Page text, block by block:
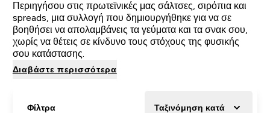
Περιηγήσου στις πρωτεϊνικές μας σάλτσες, σιρόπια και
spreads, μια συλλογή που δημιουργήθηκε για να σε
βοηθήσει να απολαμβάνεις τα γεύματα και τα σνακ σου,
χωρίς να θέτεις σε κίνδυνο τους στόχους της φυσικής
σου κατάστασης.
Διαβάστε περισσότερα
Φίλτρα Ταξινόμηση κατά